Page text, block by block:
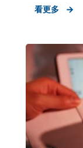
ADGo
看更多